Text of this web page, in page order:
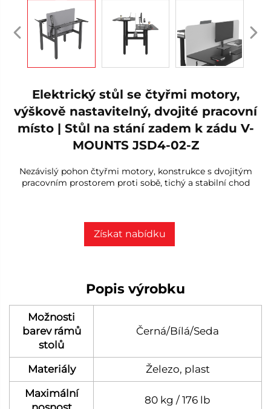
Elektrický stůl se čtyřmi motory,
výškově nastavitelný, dvojité pracovní
místo | Stůl na stání zadem k zádu V-
MOUNTS JSD4-02-Z
Nezávislý pohon čtyřmi motory, konstrukce s dvojitým
pracovním prostorem proti sobě, tichý a stabilní chod
Získat nabídku
Popis výrobku
Možnosti
barev rámů
stolů
Černá/Bílá/Seda
Materiály
Železo, plast
Maximální
80 kg / 176 lb